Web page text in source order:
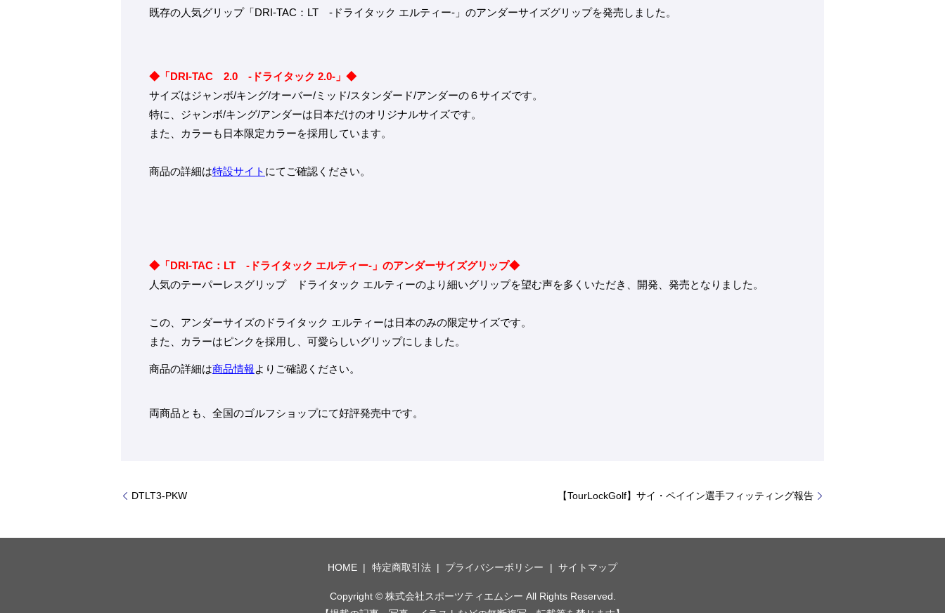
既存の人気グリップ「DRI-TAC：LT -ドライタック エルティー-」のアンダーサイズグリップを発売しました。
◆「DRI-TAC 2.0 -ドライタック 2.0-」◆
サイズはジャンボ/キング/オーバー/ミッド/スタンダード/アンダーの６サイズです。
特に、ジャンボ/キング/アンダーは日本だけのオリジナルサイズです。
また、カラーも日本限定カラーを採用しています。
商品の詳細は特設サイト にてご確認ください。
◆「DRI-TAC：LT -ドライタック エルティー-」のアンダーサイズグリップ◆
人気のテーパーレスグリップ ドライタック エルティーのより細いグリップを望む声を多くいただき、開発、発売となりました。
この、アンダーサイズのドライタック エルティーは日本のみの限定サイズです。
また、カラーはピンクを採用し、可愛らしいグリップにしました。
商品の詳細は商品情報よりご確認ください。
両商品とも、全国のゴルフショップにて好評発売中です。
DTLT3-PKW 【TourLockGolf】サイ・ペイイン選手フィッティング報告
HOME 特定商取引法 プライバシーポリシー サイトマップ
Copyright © 株式会社スポーツティエムシー All Rights Reserved.